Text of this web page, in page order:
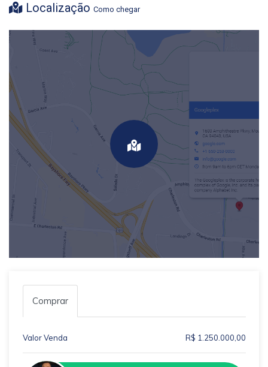
Localização Como chegar
Comprar
Valor Venda R$ 1.250.000,00